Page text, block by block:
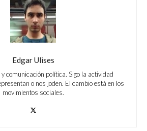
Edgar Ulises
comunicación política. Sigo la actividad
o nos joden. El cambio está en los
movimientos sociales.